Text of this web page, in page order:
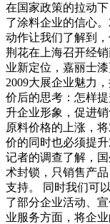
在国家政策的拉动
了涂料企业的信心
动作让我们了解到
荆花在上海召开经
业新定位，嘉丽士
2009大展企业魅力
价后的思考：怎样
升企业形象，促进
原料价格的上涨，
价的同时也必须提
记者的调查了解，
术封锁，只销售产
支持。 同时我们可
了部分企业活动、
业服务方面，将企